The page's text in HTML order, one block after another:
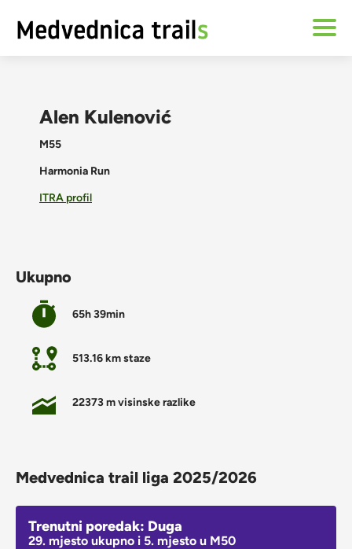
Alen Kulenović
M55
Harmonia Run
ITRA profil
Ukupno
65h 39min
513.16 km staze
22373 m visinske razlike
Medvednica trail liga 2025/2026
Trenutni poredak: Duga
29. mjesto ukupno i 5. mjesto u M50